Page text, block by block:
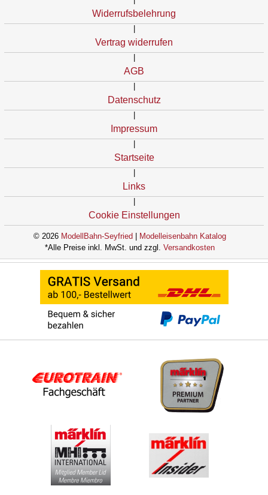
Widerrufsbelehrung
Vertrag widerrufen
AGB
Datenschutz
Impressum
Startseite
Links
Cookie Einstellungen
© 2026 ModellBahn-Seyfried
Modelleisenbahn Katalog
*Alle Preise inkl. MwSt. und zzgl. Versandkosten